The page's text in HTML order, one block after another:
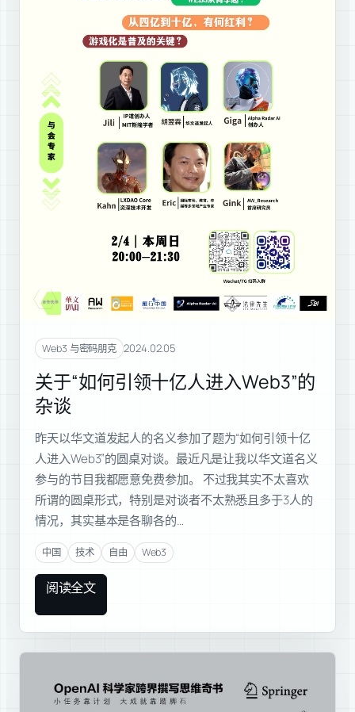
Web3 与密码朋克 2024.02.05
关于“如何引领十亿人进入Web3”的
杂谈
昨天以华文道发起人的名义参加了题为“如何引领十亿
人进入Web3”的圆桌对谈。最近凡是让我以华文道名义
参与的节目我都愿意免费参加。 不过我其实不太喜欢
所谓的圆桌形式，特别是对谈者不太熟悉且多于3人的
情况，其实基本是各聊各的…
中国 技术 自由 Web3
阅读全文